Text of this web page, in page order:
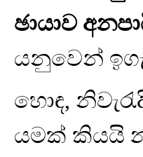
ඡායාව
යනුවෙන්
හොඳ,
යමක් කියයි